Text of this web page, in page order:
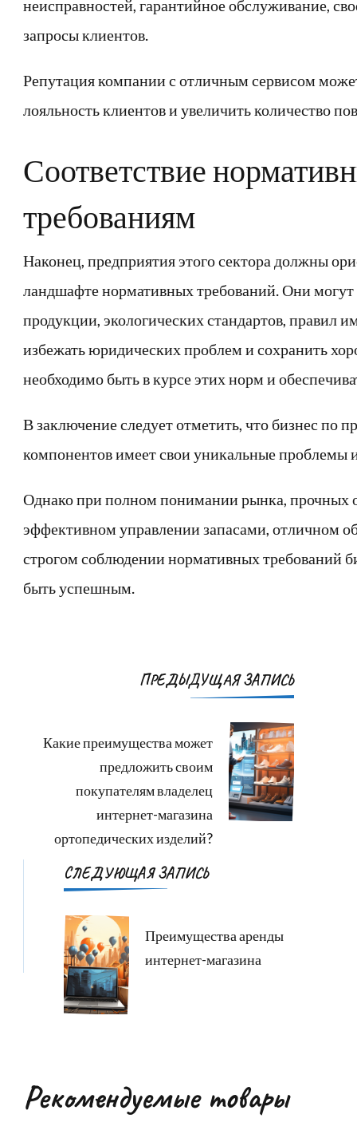
неисправностей, гарантийное обслуживание,
запросы клиентов.
Репутация компании с отличным сервисом
лояльность клиентов и увеличить количество
Соответствие
требованиям
Наконец, предприятия этого сектора должны
ландшафте нормативных требований. Они могут
продукции, экологических стандартов, правил
избежать юридических проблем и сохранить
необходимо быть в курсе этих норм и
В заключение следует отметить, что бизнес по
компонентов имеет свои уникальные проблемы
Однако при полном понимании рынка, прочных
эффективном управлении запасами, отличном
строгом соблюдении нормативных требований
быть успешным.
Навигация
ПРЕДЫДУЩАЯ ЗАПИСЬ
Какие преимущества может
предложить своим
покупателям владелец
интернет-магазина
ортопедических изделий?
СЛЕДУЮЩАЯ ЗАПИСЬ
Преимущества аренды
интернет-магазина
Рекомендуемые товары